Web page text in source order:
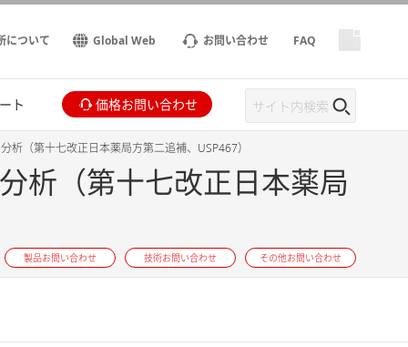
について Global Web お問い合わせ FAQ
ト 価格お問い合わせ
（第十七改正日本薬局方第二追補、USP467）
析（第十七改正日本薬局
製品お問い合わせ 技術お問い合わせ その他お問い合わせ